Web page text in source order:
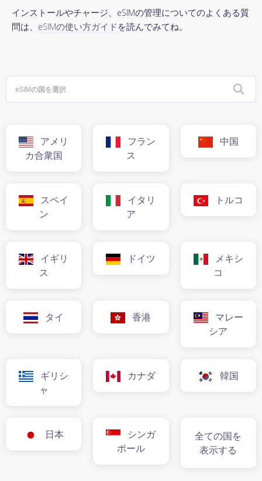
インストールやチャージ、eSIMの管理についてのよくある質
問は、 eSIMの使い方ガイド を読んでみてね。
アメリ
カ合衆国
フラン
ス
中国
スペイ
ン
イタリ
ア
トルコ
イギリ
ス
ドイツ
メキシ
コ
タイ 香港
マレー
シア
ギリシ
ャ
カナダ 韓国
日本
シンガ
ポール
全ての国を
表示する